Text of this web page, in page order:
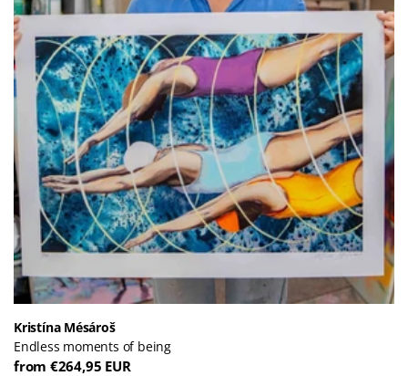
Kristína Mésároš
Endless moments of being
from €264,95 EUR